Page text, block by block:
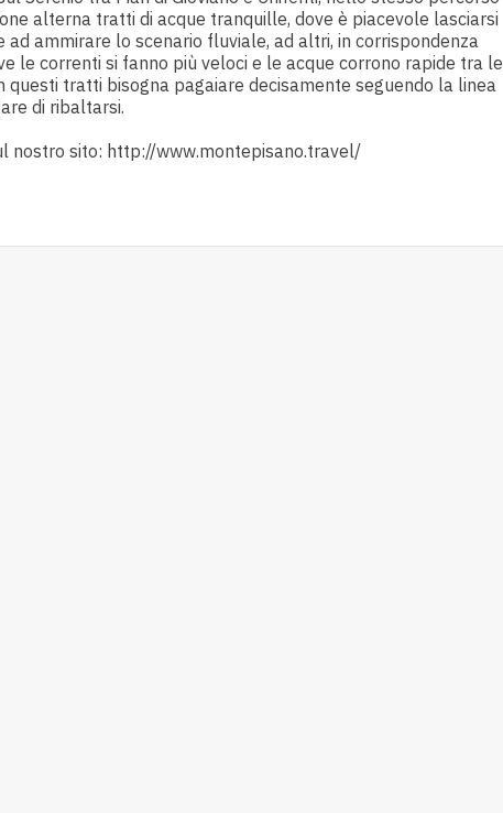
alterna tratti di acque tranquille, dove è piacevole lasciarsi
ammirare lo scenario fluviale, ad altri, in corrispondenza
le correnti si fanno più veloci e le acque corrono rapide tra le
questi tratti bisogna pagaiare decisamente seguendo la linea
di ribaltarsi.
nostro sito: http://www.montepisano.travel/